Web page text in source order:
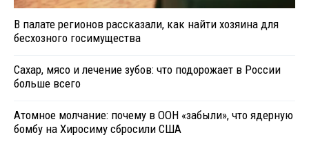
В палате регионов рассказали, как найти хозяина для
бесхозного госимущества
Сахар, мясо и лечение зубов: что подорожает в России
больше всего
Атомное молчание: почему в ООН «забыли», что ядерную
бомбу на Хиросиму сбросили США